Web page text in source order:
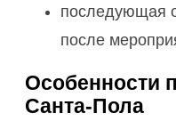
последующая
после
Особенности
Санта-Пола